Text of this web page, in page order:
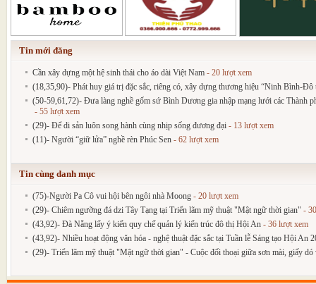
Tin mới đăng
Cần xây dựng một hệ sinh thái cho áo dài Việt Nam - 20 lượt xem
(18,35,90)- Phát huy giá trị đặc sắc, riêng có, xây dựng thương hiệu “Ninh Bình-Đô
(50-59,61,72)- Đưa làng nghề gốm sứ Bình Dương gia nhập mạng lưới các Thành
- 55 lượt xem
(29)- Để di sản luôn song hành cùng nhịp sống đương đại - 13 lượt xem
(11)- Người “giữ lửa” nghề rèn Phúc Sen - 62 lượt xem
Tin cùng danh mục
(75)-Người Pa Cô vui hội bên ngôi nhà Moong - 20 lượt xem
(29)- Chiêm ngưỡng đá dzi Tây Tạng tại Triển lãm mỹ thuật "Mật ngữ thời gian" -
(43,92)- Đà Nẵng lấy ý kiến quy chế quản lý kiến trúc đô thị Hội An - 36 lượt xem
(43,92)- Nhiều hoạt động văn hóa - nghệ thuật đặc sắc tại Tuần lễ Sáng tạo Hội An
(29)- Triển lãm mỹ thuật "Mật ngữ thời gian" - Cuộc đối thoại giữa sơn mài, giấy dó